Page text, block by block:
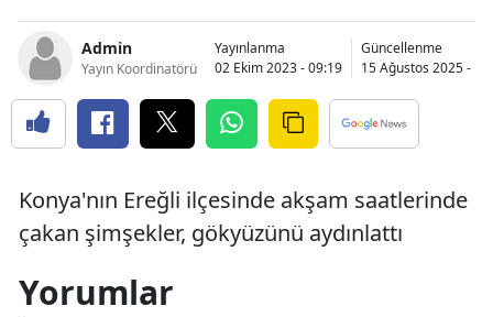
Artvin
Aydın
Balıkesir
Bingöl
Admin
Yayın Koordinatörü
Yayınlanma
02 Ekim 2023 - 09:19
Güncellenme
15 Ağustos 2025 -
Konya'nın Ereğli ilçesinde akşam saatlerinde
çakan şimşekler, gökyüzünü aydınlattı
Yorumlar